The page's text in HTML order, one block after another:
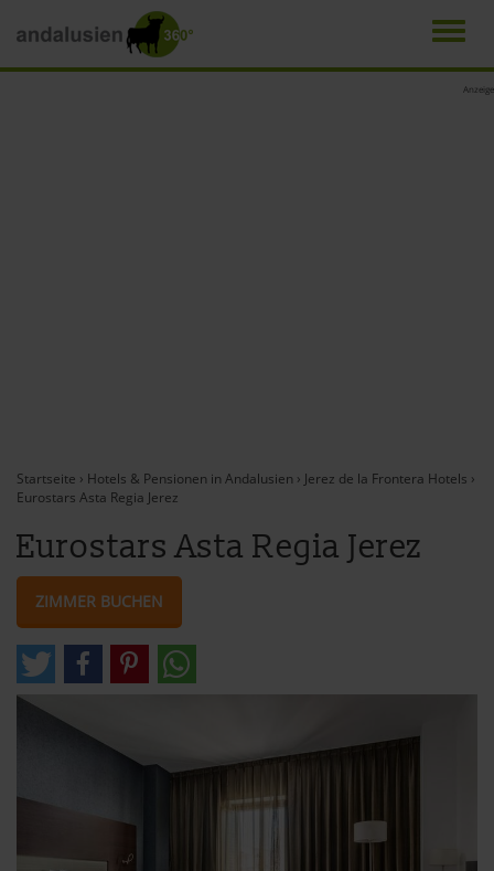
Anzeige
Startseite › Hotels & Pensionen in Andalusien › Jerez de la Frontera Hotels ›
Eurostars Asta Regia Jerez
Eurostars Asta Regia Jerez
ZIMMER BUCHEN